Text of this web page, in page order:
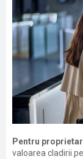
Pentru
valoarea cladirii